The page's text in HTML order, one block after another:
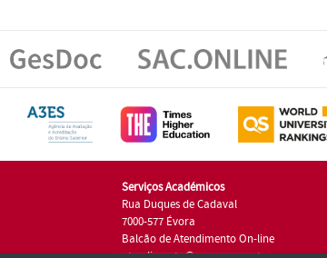
Serviços Académicos
Rua Duques de Cadaval
7000-577 Évora
Balcão de Atendimento On-line